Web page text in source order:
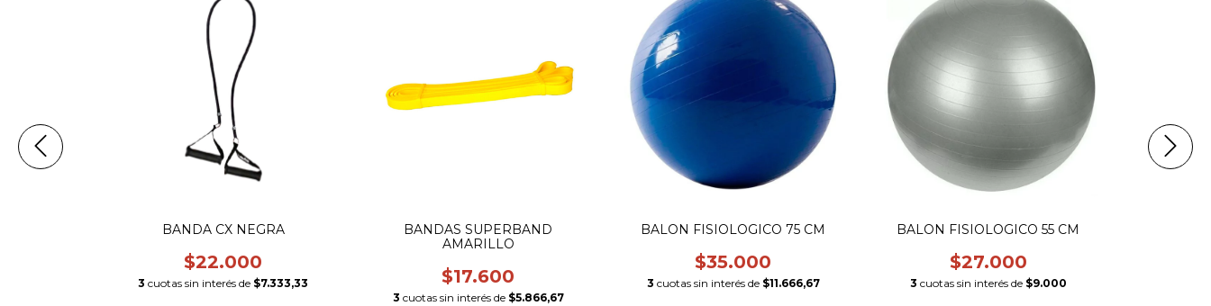
BANDA CX NEGRA
$22.000
3 cuotas sin interés de $7.333,33
BANDAS SUPERBAND
AMARILLO
$17.600
3 cuotas sin interés de $5.866,67
BALON FISIOLOGICO 75 CM
$35.000
3 cuotas sin interés de $11.666,67
BALON FISIOLOGICO 55 CM
$27.000
3 cuotas sin interés de $9.000